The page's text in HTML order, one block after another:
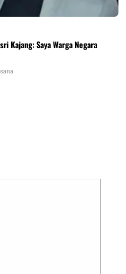
Kajang: Saya Warga Negara